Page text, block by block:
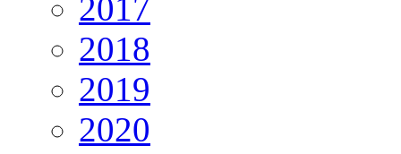
2017
2018
2019
2020